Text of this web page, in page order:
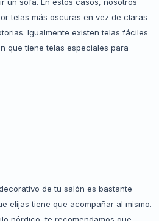
telas más oscuras en vez de claras
Igualmente existen telas fáciles
que tiene telas especiales para
de tu salón es bastante
elijas tiene que acompañar al mismo.